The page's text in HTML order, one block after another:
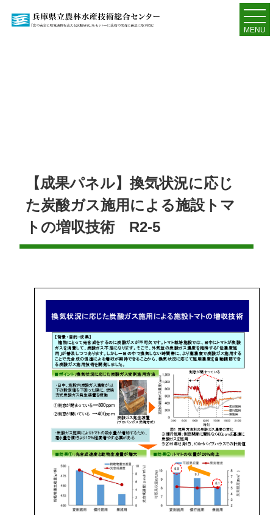
MENU
【成果パネル】換気状況に応じ
た炭酸ガス施用による施設トマ
トの増収技術 R2-5